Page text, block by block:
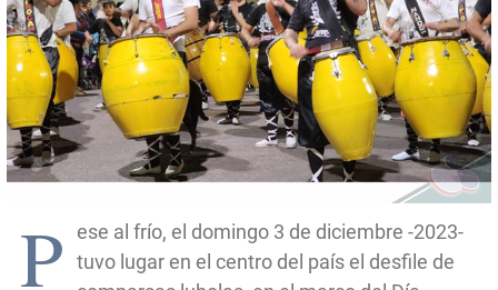
P
ese al frío, el domingo 3 de diciembre -2023-
tuvo lugar en el centro del país el desfile de